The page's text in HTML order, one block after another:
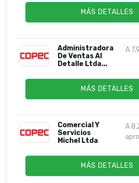
MÁS DETALLES
Administradora
De Ventas Al
Detalle Ltda...
A
MÁS DETALLES
Comercial Y
Servicios
Michel Ltda
A
MÁS DETALLES